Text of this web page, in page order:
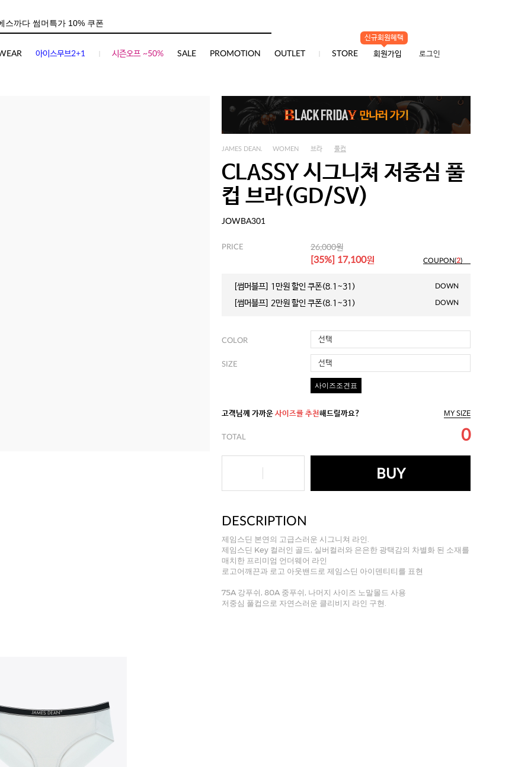
아이스무브2+1 시즌오프 ~50% SALE PROMOTION OUTLET STORE
신규회원혜택
회원가입 로그인
JAMES DEAN. WOMEN 브라 풀컵
CLASSY 시그니쳐 저중심 풀
컵 브라(GD/SV)
JOWBA301
PRICE 26,000원
[35%] 17,100원 COUPON(2)
[썸머블프] 1만원 할인 쿠폰(8.1~31) DOWN
[썸머블프] 2만원 할인 쿠폰(8.1~31) DOWN
COLOR 선택
SIZE 선택
사이즈조견표
고객님께 가까운 사이즈를 추천해드릴까요? MY SIZE
TOTAL 0
BUY
DESCRIPTION
제임스딘 본연의 고급스러운 시그니쳐 라인.
제임스딘 Key 컬러인 골드, 실버컬러와 은은한 광택감의 차별화 된 소재를
매치한 프리미엄 언더웨어 라인
로고어깨끈과 로고 아웃밴드로 제임스딘 아이덴티티를 표현
75A 강푸쉬, 80A 중푸쉬, 나머지 사이즈 노말몰드 사용
저중심 풀컵으로 자연스러운 클리비지 라인 구현.